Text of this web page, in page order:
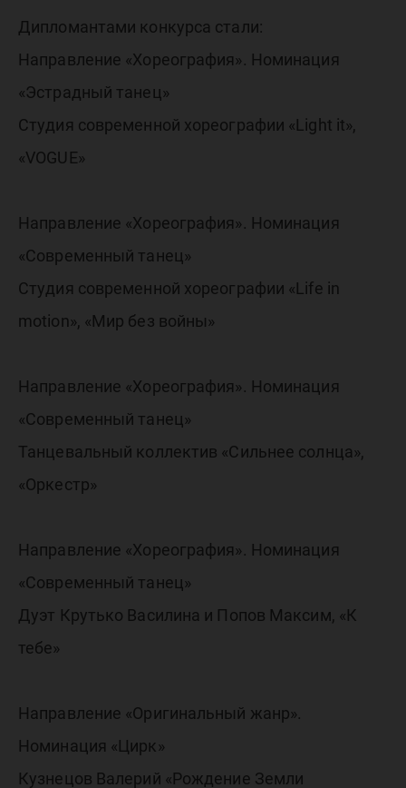
Дипломантами конкурса стали:
Направление «Хореография». Номинация
«Эстрадный танец»
Студия современной хореографии «Light it»,
«VOGUE»
Направление «Хореография». Номинация
«Современный танец»
Студия современной хореографии «Life in
motion», «Мир без войны»
Направление «Хореография». Номинация
«Современный танец»
Танцевальный коллектив «Сильнее солнца»,
«Оркестр»
Направление «Хореография». Номинация
«Современный танец»
Дуэт Крутько Василина и Попов Максим, «К
тебе»
Направление «Оригинальный жанр».
Номинация «Цирк»
Кузнецов Валерий «Рождение Земли